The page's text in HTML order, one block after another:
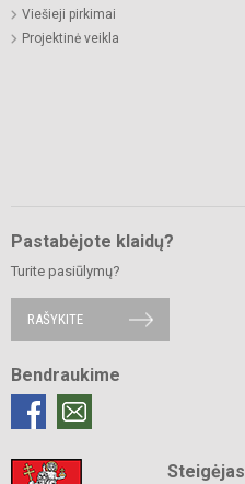
Viešieji pirkimai
Projektinė veikla
Pastabėjote klaidų?
Turite pasiūlymų?
RAŠYKITE
Bendraukime
Steigėjas